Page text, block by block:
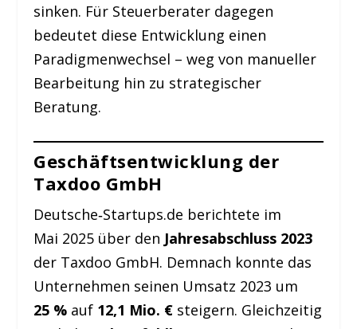
sinken. Für Steuerberater dagegen
bedeutet diese Entwicklung einen
Paradigmenwechsel – weg von manueller
Bearbeitung hin zu strategischer
Beratung.
Geschäftsentwicklung der
Taxdoo GmbH
Deutsche‑Startups.de berichtete im
Mai 2025 über den Jahresabschluss 2023
der Taxdoo GmbH. Demnach konnte das
Unternehmen seinen Umsatz 2023 um
25 % auf 12,1 Mio. € steigern. Gleichzeitig